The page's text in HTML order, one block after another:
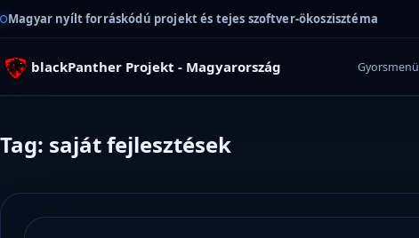
Magyar nyílt forráskódú projekt és tejes szoftver-ökoszisztéma
blackPanther Projekt - Magyarország Gyorsmenü
Tag: saját fejlesztések